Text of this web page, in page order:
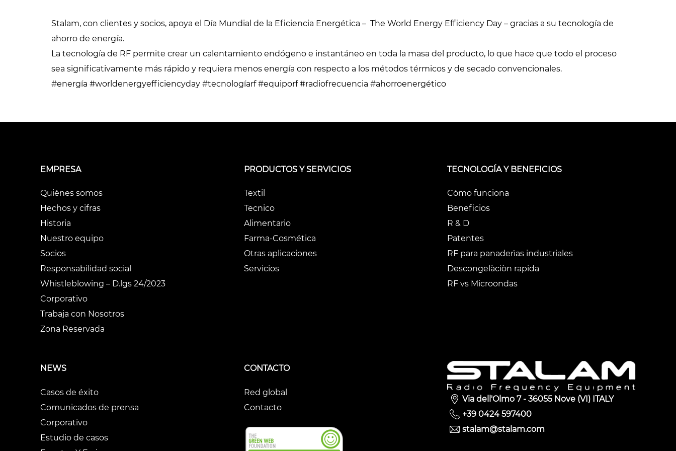
hilo/mechas e hilos
en madejas
Secadores de
tejidos
espumas de
Secadores de
fieltros y otros
textiles no tejidos
en textiles técnicos
esterilización
Desinfestación y
desinfección
Pasteurización de
Rellenado y
Secadores de
cabello
Stalam, con clientes y socios, apoya el Día Mundial de la Eficiencia Energética – The World Energy Efficiency Day – gracias a su tecnología de
ahorro de energía.
La tecnología de RF permite crear un calentamiento endógeno e instantáneo en toda la masa del producto, lo que hace que todo el proceso
sea significativamente más rápido y requiera menos energía con respecto a los métodos térmicos y de secado convencionales.
#energía #worldenergyefficiencyday #tecnologíarf #equiporf #radiofrecuencia #ahorroenergético
EMPRESA
Quiénes somos
Hechos y cifras
Historia
Nuestro equipo
Socios
Responsabilidad social
Whistleblowing – D.lgs 24/2023
Corporativo
Trabaja con Nosotros
Zona Reservada
PRODUCTOS Y SERVICIOS
Textil
Tecnico
Alimentario
Farma-Cosmética
Otras aplicaciones
Servicios
TECNOLOGÍA Y BENEFICIOS
Cómo funciona
Beneficios
R & D
Patentes
RF para panaderìas industriales
Descongelàciòn rapida
RF vs Microondas
NEWS
Casos de éxito
Comunicados de prensa
Corporativo
Estudio de casos
CONTACTO
Red global
Contacto
Via dell'Olmo 7 - 36055 Nove (VI) ITALY
+39 0424 597400
stalam@stalam.com